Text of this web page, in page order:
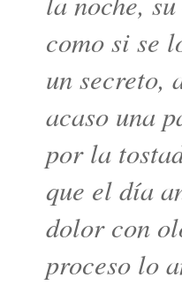
como si se
un secreto,
acaso una
por la
que el día
dolor con
proceso lo